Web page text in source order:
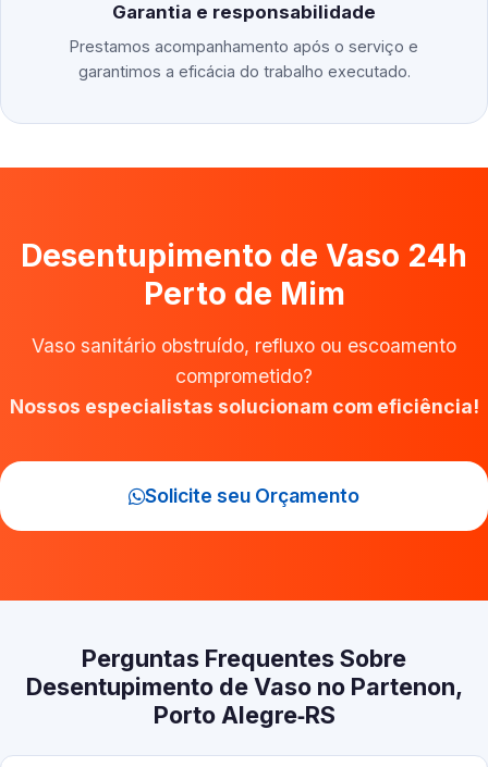
Garantia e responsabilidade
Prestamos acompanhamento após o serviço e
garantimos a eficácia do trabalho executado.
Desentupimento de Vaso 24h
Perto de Mim
Vaso sanitário obstruído, refluxo ou escoamento
comprometido?
Nossos especialistas solucionam com eficiência!
Solicite seu Orçamento
Perguntas Frequentes Sobre
Desentupimento de Vaso no Partenon,
Porto Alegre‑RS